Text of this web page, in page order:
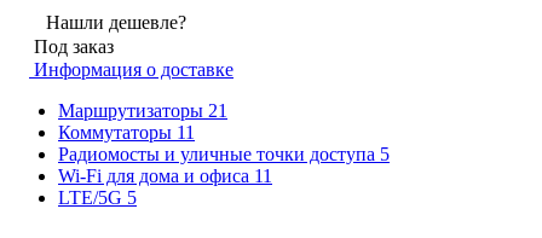
Нашли дешевле?
Под заказ
Информация о доставке
Маршрутизаторы 21
Коммутаторы 11
Радиомосты и уличные точки доступа 5
Wi-Fi для дома и офиса 11
LTE/5G 5